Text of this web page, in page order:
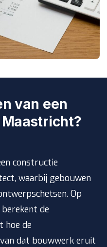
van een
constructie
waarbij gebouwen
Op
de
hoe de
dat bouwwerk eruit